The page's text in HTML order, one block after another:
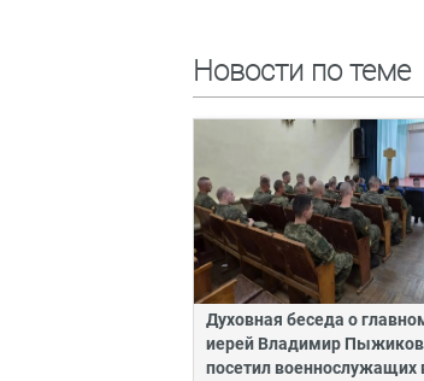
Новости по теме
Духовная беседа о
иерей Владимир Пыжиков
посетил военнослужащих